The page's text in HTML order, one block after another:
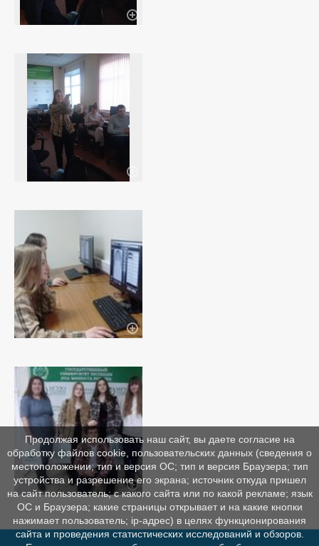
Продолжая использовать наш сайт, вы даете согласие на
обработку файлов cookie, пользовательских данных (сведения о
местоположении; тип и версия ОС; тип и версия Браузера; тип
устройства и разрешение его экрана; источник откуда пришел
на сайт пользователь; с какого сайта или по какой рекламе; язык
ОС и Браузера; какие страницы открывает и на какие кнопки
нажимает пользователь; ip-адрес) в целях функционирования
сайта и проведения статистических исследований и обзоров.